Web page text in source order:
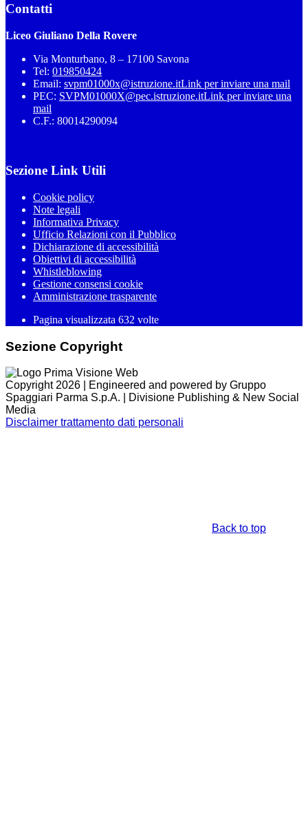
Contatti
Liceo Giuliano Della Rovere
Via Monturbano, 8 – 17100 Savona
Tel: 019850424
Email: svpm01000x@istruzione.itLink per inviare una mail
PEC: SVPM01000X@pec.istruzione.itLink per inviare una
mail
C.F.: 80014290094
Sezione Link Utili
Cookie policy
Note legali
Informativa Privacy
Ufficio Relazioni con il Pubblico
Dichiarazione di accessibilità
Obiettivi di accessibilità
Whistleblowing
Gestione consensi cookie
Amministrazione trasparente
Pagina visualizzata 632 volte
Sezione Copyright
Copyright 2026 | Engineered and powered by Gruppo
Spaggiari Parma S.p.A. | Divisione Publishing & New Social
Media
Disclaimer trattamento dati personali
Back to top